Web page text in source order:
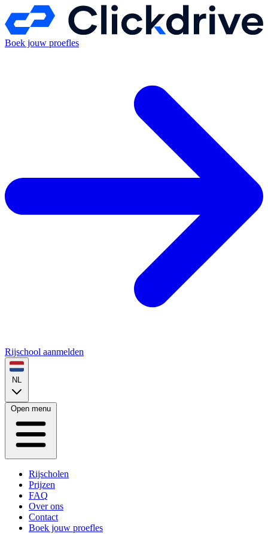
Boek jouw proefles
Rijschool aanmelden
NL
Open menu
Rijscholen
Prijzen
FAQ
Over ons
Contact
Boek jouw proefles